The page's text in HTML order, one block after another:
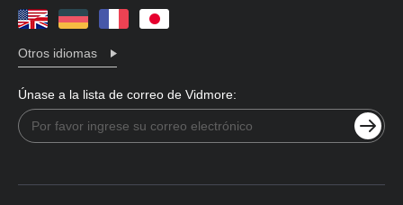
Otros idiomas
Únase a la lista de correo de Vidmore: